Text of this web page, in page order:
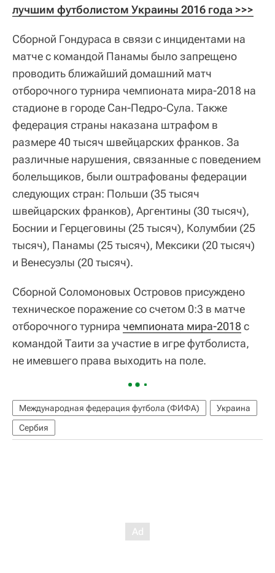
лучшим футболистом Украины 2016 года >>>
Сборной Гондураса в связи с инцидентами на
матче с командой Панамы было запрещено
проводить ближайший домашний матч
отборочного турнира чемпионата мира-2018 на
стадионе в городе Сан-Педро-Сула. Также
федерация страны наказана штрафом в
размере 40 тысяч швейцарских франков. За
различные нарушения, связанные с поведением
болельщиков, были оштрафованы федерации
следующих стран: Польши (35 тысяч
швейцарских франков), Аргентины (30 тысяч),
Боснии и Герцеговины (25 тысяч), Колумбии (25
тысяч), Панамы (25 тысяч), Мексики (20 тысяч)
и Венесуэлы (20 тысяч).
Сборной Соломоновых Островов присуждено
техническое поражение со счетом 0:3 в матче
отборочного турнира чемпионата мира-2018с
командой Таити за участие в игре футболиста,
не имевшего права выходить на поле.
Международная федерация футбола (ФИФА)
Украина
Сербия